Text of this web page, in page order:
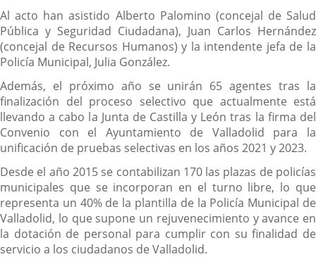
Al acto han asistido Alberto Palomino (concejal de Salud
Pública y Seguridad Ciudadana), Juan Carlos Hernández
(concejal de Recursos Humanos) y la intendente jefa de la
Policía Municipal, Julia González.
Además, el próximo año se unirán 65 agentes tras la
finalización del proceso selectivo que actualmente está
llevando a cabo la Junta de Castilla y León tras la firma del
Convenio con el Ayuntamiento de Valladolid para la
unificación de pruebas selectivas en los años 2021 y 2023.
Desde el año 2015 se contabilizan 170 las plazas de policías
municipales que se incorporan en el turno libre, lo que
representa un 40% de la plantilla de la Policía Municipal de
Valladolid, lo que supone un rejuvenecimiento y avance en
la dotación de personal para cumplir con su finalidad de
servicio a los ciudadanos de Valladolid.